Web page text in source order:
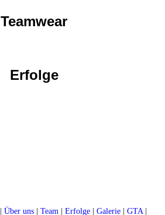
Teamwear
Erfolge
Über uns| Team Erfolge| Galerie| GTA|